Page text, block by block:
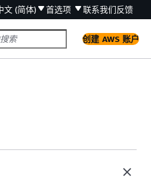
文 (简体) 首选项 联系我们反馈
创建 AWS 账户